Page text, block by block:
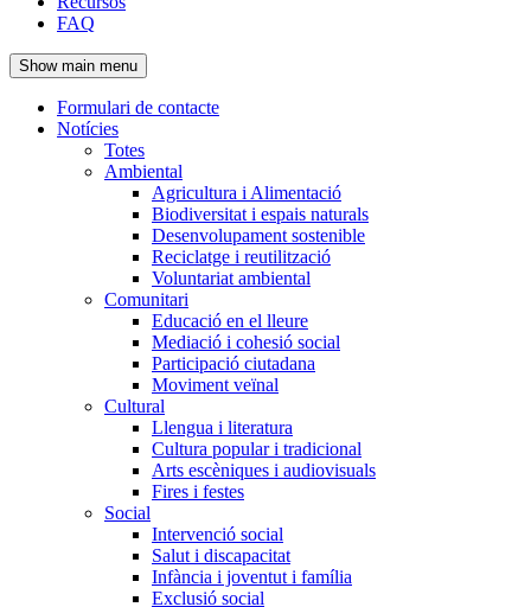
principal
de
l'encapçalament
FAQ
Show main menu
Navegació
principal
Formulari de contacte
Notícies
Totes
Ambiental
Agricultura i Alimentació
Biodiversitat i espais naturals
Desenvolupament sostenible
Reciclatge i reutilització
Voluntariat ambiental
Comunitari
Educació en el lleure
Mediació i cohesió social
Participació ciutadana
Moviment veïnal
Cultural
Llengua i literatura
Cultura popular i tradicional
Arts escèniques i audiovisuals
Fires i festes
Social
Intervenció social
Salut i discapacitat
Infància i joventut i família
Exclusió social